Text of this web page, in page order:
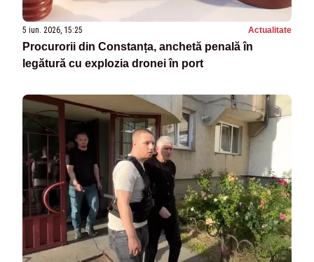
5 iun. 2026, 15:25 Actualitate
Procurorii din Constanța, anchetă penală în
legătură cu explozia dronei în port